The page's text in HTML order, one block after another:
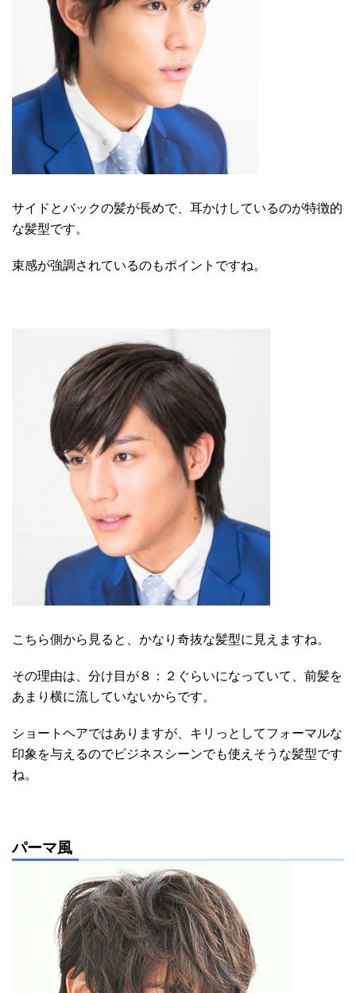
サイドとバックの髪が長めで、耳かけしているのが特徴的
な髪型です。
束感が強調されているのもポイントですね。
こちら側から見ると、かなり奇抜な髪型に見えますね。
その理由は、分け目が８：２ぐらいになっていて、前髪を
あまり横に流していないからです。
ショートヘアではありますが、キリっとしてフォーマルな
印象を与えるのでビジネスシーンでも使えそうな髪型です
ね。
パーマ風